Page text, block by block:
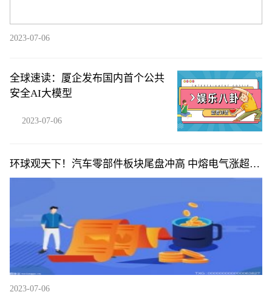
2023-07-06
全球速读：厦企发布国内首个公共
安全AI大模型
2023-07-06
环球观天下！汽车零部件板块尾盘冲高 中熔电气涨超
5%
2023-07-06